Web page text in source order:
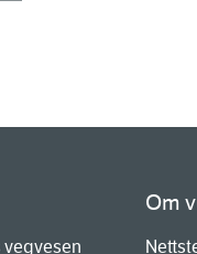
vegvesen
Om